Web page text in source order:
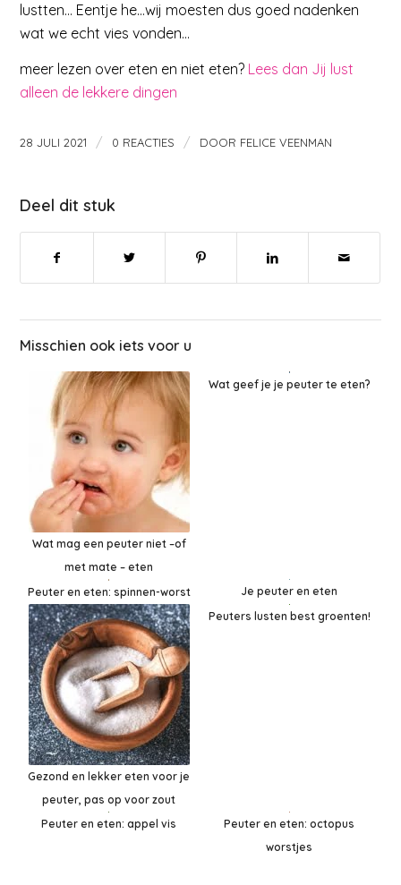
lustten… Eentje he…wij moesten dus goed nadenken
wat we echt vies vonden…
meer lezen over eten en niet eten? Lees dan Jij lust
alleen de lekkere dingen
28 JULI 2021 / 0 REACTIES / DOOR FELICE VEENMAN
Deel dit stuk
Misschien ook iets voor u
Wat mag een peuter niet –of
met mate – eten
Wat geef je je peuter te eten?
Peuter en eten: spinnen-worst Je peuter en eten
Gezond en lekker eten voor je
peuter, pas op voor zout
Peuters lusten best groenten!
Peuter en eten: appel vis
Peuter en eten: octopus
worstjes